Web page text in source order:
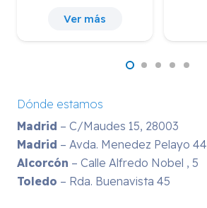
Ver más
Dónde estamos
Madrid – C/Maudes 15, 28003
Madrid – Avda. Menedez Pelayo 44
Alcorcón – Calle Alfredo Nobel , 5
Toledo – Rda. Buenavista 45